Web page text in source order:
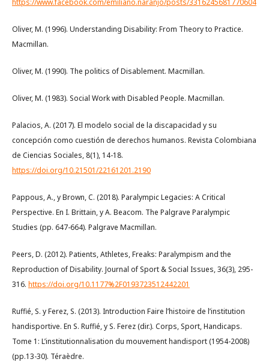
Oliver, M. (1996). Understanding Disability: From Theory to Practice.
Macmillan.
Oliver, M. (1990). The politics of Disablement. Macmillan.
Oliver, M. (1983). Social Work with Disabled People. Macmillan.
Palacios, A. (2017). El modelo social de la discapacidad y su
concepción como cuestión de derechos humanos. Revista Colombiana
de Ciencias Sociales, 8(1), 14-18.
https://doi.org/10.21501/22161201.2190
Pappous, A., y Brown, C. (2018). Paralympic Legacies: A Critical
Perspective. En I. Brittain, y A. Beacom. The Palgrave Paralympic
Studies (pp. 647-664). Palgrave Macmillan.
Peers, D. (2012). Patients, Athletes, Freaks: Paralympism and the
Reproduction of Disability. Journal of Sport & Social Issues, 36(3), 295-
316. https://doi.org/10.1177%2F0193723512442201
Ruffié, S. y Ferez, S. (2013). Introduction Faire l’histoire de l’institution
handisportive. En S. Ruffié, y S. Ferez (dir.). Corps, Sport, Handicaps.
Tome 1: L’institutionnalisation du mouvement handisport (1954-2008)
(pp.13-30). Téraèdre.